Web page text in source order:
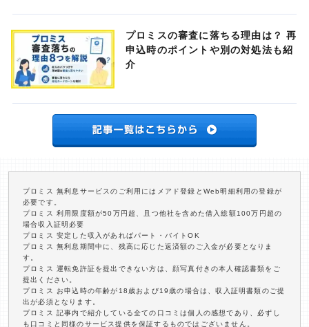
プロミスの審査に落ちる理由は？ 再
申込時のポイントや別の対処法も紹
介
プロミス 無利息サービスのご利用にはメアド登録とWeb明細利用の登録が
必要です。
プロミス 利用限度額が50万円超、且つ他社を含めた借入総額100万円超の
場合収入証明必要
プロミス 安定した収入があればパート・バイトOK
プロミス 無利息期間中に、残高に応じた返済額のご入金が必要となりま
す。
プロミス 運転免許証を提出できない方は、顔写真付きの本人確認書類をご
提出ください。
プロミス お申込時の年齢が18歳および19歳の場合は、収入証明書類のご提
出が必須となります。
プロミス 記事内で紹介している全ての口コミは個人の感想であり、必ずし
も口コミと同様のサービス提供を保証するものではございません。